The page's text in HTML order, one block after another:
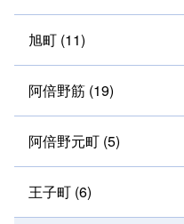
旭町 (11)
阿倍野筋 (19)
阿倍野元町 (5)
王子町 (6)